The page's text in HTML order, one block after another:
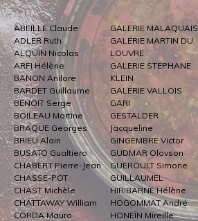
ABEILLE Claude
ADLER Ruth
ALQUIN Nicolas
ARFI Hélène
BANON Anilore
BARDET Guillaume
BENOIT Serge
BOILEAU Martine
BRAQUE Georges
BRIEU Alain
BUSATO Gualtiero
CHABERT Pierre-Jean
CHASSE-POT
CHAST Michèle
CHATTAWAY William
CORDA Mauro
GALERIE MALAQUAIS
GALERIE MARTIN DU
LOUVRE
GALERIE STEPHANE
KLEIN
GALERIE VALLOIS
GARI
GESTALDER
Jacqueline
GINGEMBRE Victor
GUDMAR Olovson
GUEROULT Simone
GUILLAUMEL
HIRIBARNE Hélène
HOGOMMAT André
HONEÏN Mireille